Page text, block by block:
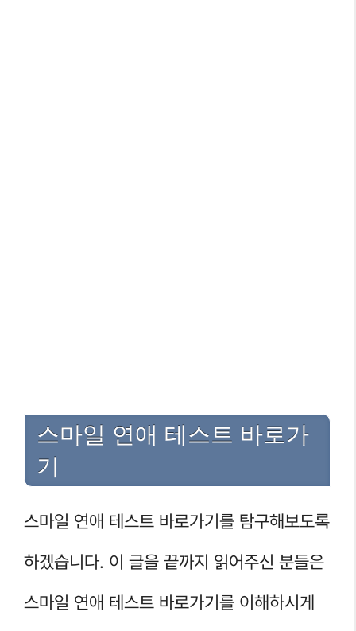
스마일 연애 테스트 바로가
기
스마일 연애 테스트 바로가기를 탐구해보도록
하겠습니다. 이 글을 끝까지 읽어주신 분들은
스마일 연애 테스트 바로가기를 이해하시게